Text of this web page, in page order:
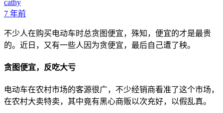
cathy
7 年前
不少人在购买电动车时总贪图便宜，殊知，便宜的才是最贵
的。近日，又有一些人因为贪便宜，最后自己遭了秧。
贪图便宜，反吃大亏
电动车在农村市场的客源很广，不少经销商看准了这个市场，
在农村大卖特卖，其中竟有黑心商贩以次充好，以假乱真。